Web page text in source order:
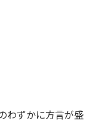
わずかに方言が盛